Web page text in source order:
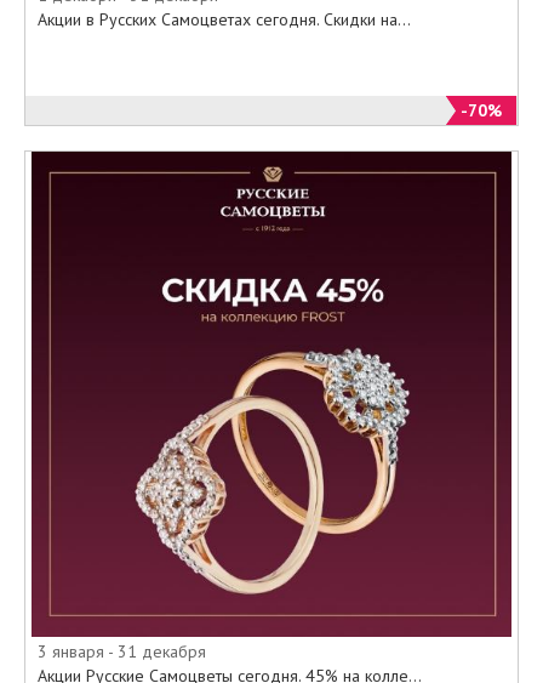
Акции в Русских Самоцветах сегодня. Скидки на...
-70%
3 января - 31 декабря
Акции Русские Самоцветы сегодня. 45% на колле...